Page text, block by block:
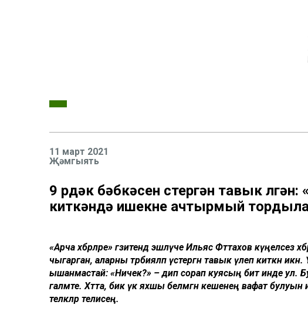
11 март 2021
Җәмгыять
9 үрдәк бәбкәсен үстергән тавык
киткәндә ишекне ачтырмый
«Арча хәбәрләре» гәзитендә эшләүче Ильяс Фәттахов күңелсез
чыгарган, аларны тәрбияләп үстергән тавык үлеп киткән
ышанмастай: «Ничек?» – дип сорап куясың бит инде ул. Бу
галәмәте. Хәтта, бик үк яхшы белмәгән кешенең вафат
теләкләр телисең.